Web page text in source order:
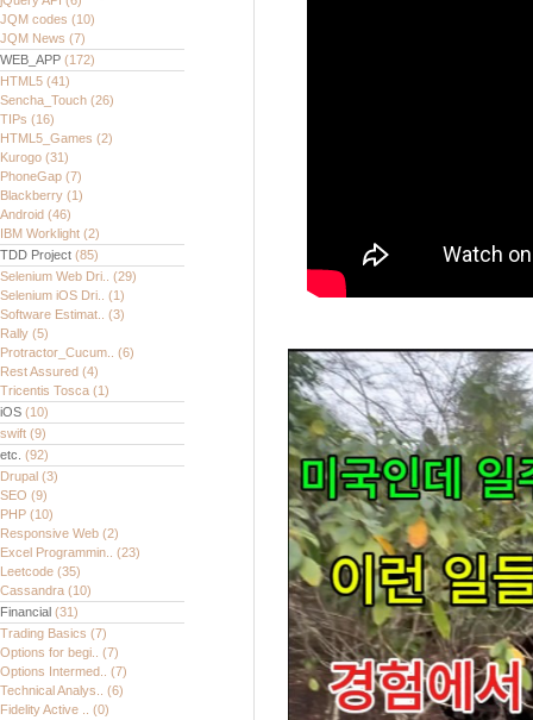
JQM codes (10)
JQM News (7)
WEB_APP (172)
HTML5 (41)
Sencha_Touch (26)
TIPs (16)
HTML5_Games (2)
Kurogo (31)
PhoneGap (7)
Blackberry (1)
Android (46)
IBM Worklight (2)
TDD Project (85)
Selenium Web Dri.. (29)
Selenium iOS Dri.. (1)
Software Estimat.. (3)
Rally (5)
Protractor_Cucum.. (6)
Rest Assured (4)
Tricentis Tosca (1)
iOS (10)
swift (9)
etc. (92)
Drupal (3)
SEO (9)
PHP (10)
Responsive Web (2)
Excel Programmin.. (23)
Leetcode (35)
Cassandra (10)
Financial (31)
Trading Basics (7)
Options for begi.. (7)
Options Intermed.. (7)
Technical Analys.. (6)
Fidelity Active .. (0)